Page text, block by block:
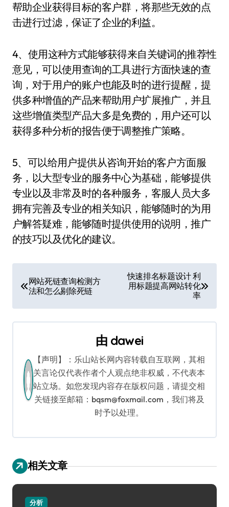
帮助企业获得目标的客户群，将那些无效的点
击进行过滤，保证了企业的利益。
4、使用这种方式能够获得来自关键词的推荐性
意见，可以使用查询的工具进行方面快速的查
询，对于用户的账户也能及时的进行提醒，提
供多种增值的产品来帮助用户扩展推广，并且
这些增值类型产品大多是免费的，用户还可以
获得多种分析的报告便于调整推广策略。
5、可以给用户提供从咨询开始的客户方面服
务，以大型专业的服务中心为基础，能够提供
专业以及非常及时的各种服务，客服人员大多
拥有完善及专业的相关知识，能够随时的为用
户解答疑难，能够随时提供使用的说明，推广
的技巧以及优化的建议。
章
导
网站死链查询检测方
法和怎么剔除死链
快速排名标题设计 利
用标题提高网站转化
率
由 dawei
【声明】：乐山站长网内容转载自互联网，其相
关言论仅代表作者个人观点绝非权威，不代表本
站立场。如您发现内容存在版权问题，请提交相
关链接至邮箱：bqsm@foxmail.com，我们将及
时予以处理。
相关文章
分析